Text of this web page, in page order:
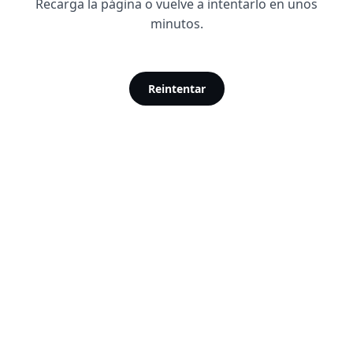
Recarga la página o vuelve a intentarlo en unos
minutos.
Reintentar